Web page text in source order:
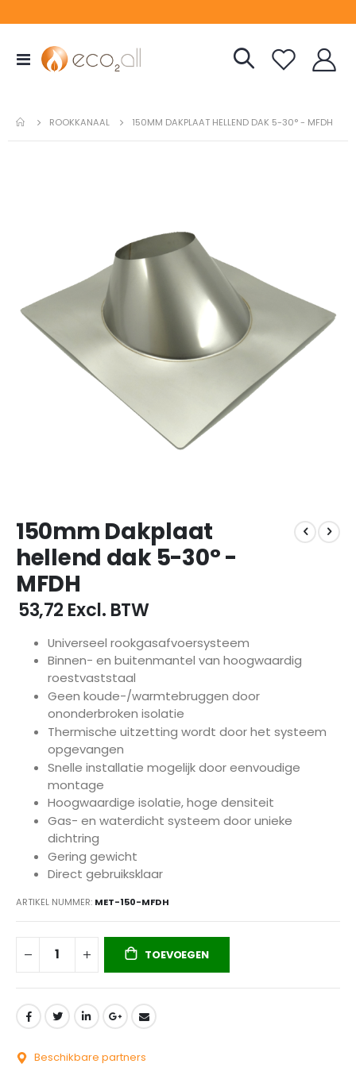
Toggle
Nav
ROOKKANAAL 150MM DAKPLAAT HELLEND DAK 5-30° - MFDH
afbeeldingen-
gallerij
naar
het
begin
van
de
afbeeldingen-
150mm Dakplaat
hellend dak 5-30° -
MFDH
€ 53,72 Excl. BTW
Universeel rookgasafvoersysteem
Binnen- en buitenmantel van hoogwaardig
roestvaststaal
Geen koude-/warmtebruggen door
ononderbroken isolatie
Thermische uitzetting wordt door het systeem
opgevangen
Snelle installatie mogelijk door eenvoudige
montage
Hoogwaardige isolatie, hoge densiteit
Gas- en waterdicht systeem door unieke
dichtring
Gering gewicht
Direct gebruiksklaar
ARTIKEL NUMMER MET-150-MFDH
TOEVOEGEN
Beschikbare partners